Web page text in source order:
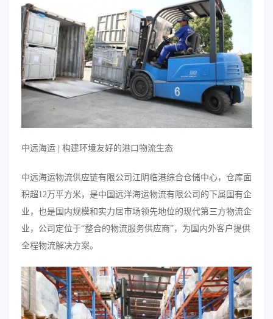
中远海运 | 构建环境友好的港口物流生态
中远海运物流供应链有限公司江阴临港综合仓储中心，仓库面
积超12万平方米，是中国远洋海运物流有限公司的下属国有企
业，也是国内规模和实力居市场领先地位的现代第三方物流企
业，公司定位于“整合的物流服务供应商”，为国内外客户提供
全程物流解决方案。